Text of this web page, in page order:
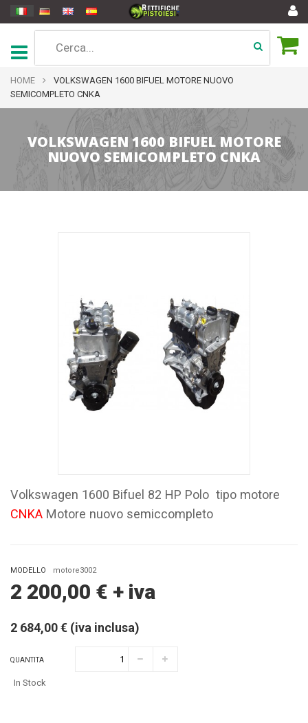
HOME
VOLKSWAGEN 1600 BIFUEL MOTORE NUOVO
SEMICOMPLETO CNKA
VOLKSWAGEN 1600 BIFUEL MOTORE
NUOVO SEMICOMPLETO CNKA
Volkswagen 1600 Bifuel 82 HP Polo tipo motore
CNKA Motore nuovo semiccompleto
MODELLO motore3002
2 200,00 € + iva
2 684,00 € (iva inclusa)
QUANTITA
In Stock